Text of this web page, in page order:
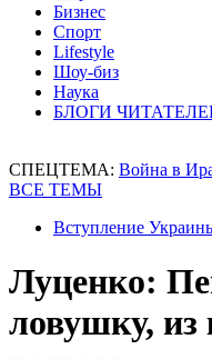
Бизнес
Спорт
Lifestyle
Шоу-биз
Наука
БЛОГИ
СПЕЦТЕМА: Война в
ВСЕ ТЕМЫ
Вступление
Луценко:
ловушку, из